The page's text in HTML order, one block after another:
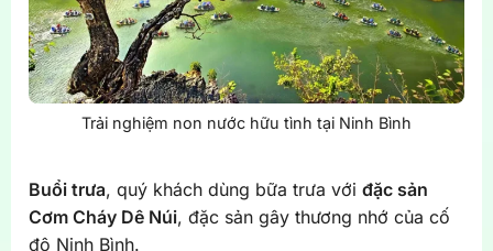
Trải nghiệm non nước hữu tình tại Ninh Bình
Buổi trưa, quý khách dùng bữa trưa với đặc sản
Cơm Cháy Dê Núi, đặc sản gây thương nhớ của cố
đô Ninh Bình.